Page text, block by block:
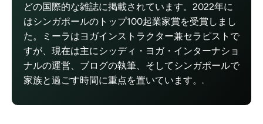
どの国際的な雑誌に掲載されています。2022年に
はシンガポールのトップ100起業家賞を受賞しまし
た。ミーラはヨガインストラクター兼セラピストで
すが、現在は主にシッディ・ヨガ・インターナショ
ナルの運営、ブログの執筆、そしてシンガポールで
家族と過ごす時間に重点を置いています。.